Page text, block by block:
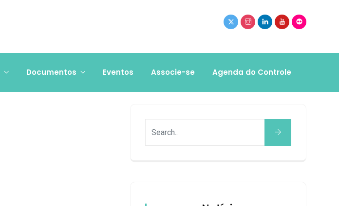
Documentos Eventos Associe-se Agenda do Controle